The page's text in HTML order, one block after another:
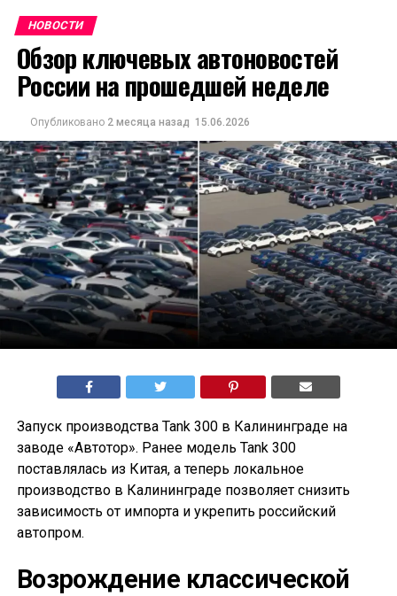
НОВОСТИ
Обзор ключевых автоновостей
России на прошедшей неделе
Опубликовано 2 месяца назад 15.06.2026
Запуск производства Tank 300 в Калининграде на
заводе «Автотор». Ранее модель Tank 300
поставлялась из Китая, а теперь локальное
производство в Калининграде позволяет снизить
зависимость от импорта и укрепить российский
автопром.
Возрождение классической